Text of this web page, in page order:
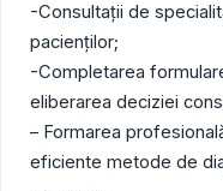
-Consultații de
pacienților;
-Completarea
eliberarea deciziei
– Formarea
eficiente metode de